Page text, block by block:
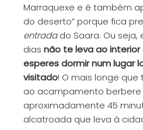
Marraquexe e é também
do deserto” porque fica
entradado Saara. Ou seja,
dias não te leva ao
esperes dormir num lugar
visitado! O mais longe
ao acampamento
aproximadamente 45
alcatroada que leva à